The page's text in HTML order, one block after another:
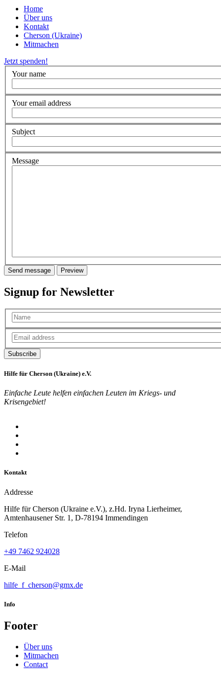
Home
Über uns
Kontakt
Cherson (Ukraine)
Mitmachen
Jetzt spenden!
Your name
Your email address
Subject
Message
Signup for Newsletter
Hilfe für Cherson (Ukraine) e.V.
Einfache Leute helfen einfachen Leuten im Kriegs- und
Krisengebiet!
Kontakt
Addresse
Hilfe für Cherson (Ukraine e.V.), z.Hd. Iryna Lierheimer,
Amtenhausener Str. 1, D-78194 Immendingen
Telefon
+49 7462 924028
E-Mail
hilfe_f_cherson@gmx.de
Info
Footer
Über uns
Mitmachen
Contact